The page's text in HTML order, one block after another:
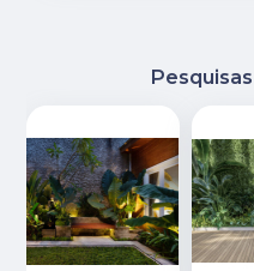
‹